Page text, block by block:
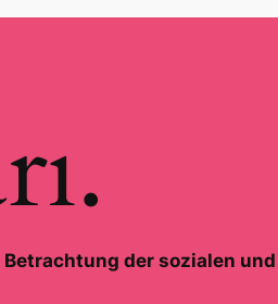
Betrachtung der sozialen